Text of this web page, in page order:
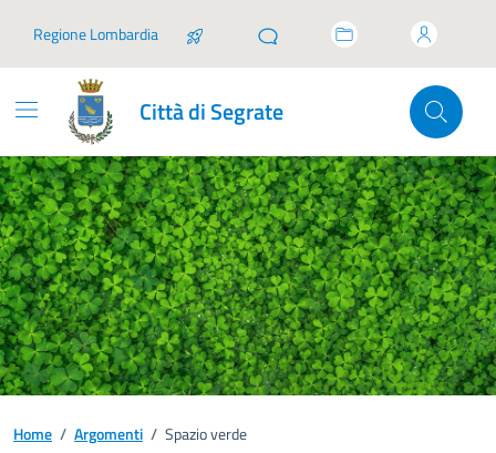
Regione Lombardia
Città di Segrate
Home / Argomenti / Spazio verde